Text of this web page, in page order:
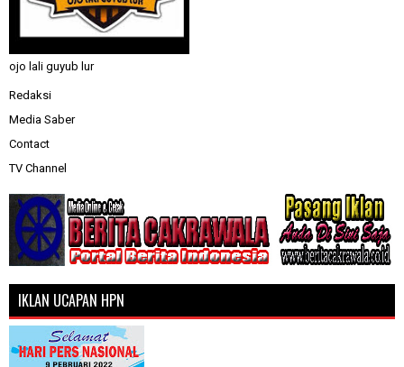
ojo lali guyub lur
Redaksi
Media Saber
Contact
TV Channel
IKLAN UCAPAN HPN